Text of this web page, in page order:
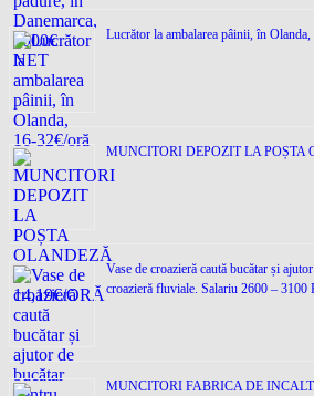
Lucrător la ambalarea pâinii, în
MUNCITORI DEPOZIT LA POȘTA
Vase de croazieră caută bucătar și
croazieră fluviale. Salariu 2600 – 3100
MUNCITORI FABRICA DE